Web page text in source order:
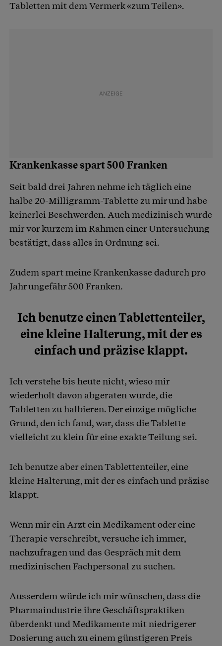
Tabletten mit dem Vermerk «zum Teilen».
Krankenkasse spart 500 Franken
Seit bald drei Jahren nehme ich täglich eine
halbe 20-Milligramm-Tablette zu mir und habe
keinerlei Beschwerden. Auch medizinisch wurde
mir vor kurzem im Rahmen einer Untersuchung
bestätigt, dass alles in Ordnung sei.
Zudem spart meine Krankenkasse dadurch pro
Jahr ungefähr 500 Franken.
Ich benutze einen Tablettenteiler,
eine kleine Halterung, mit der es
einfach und präzise klappt.
Ich verstehe bis heute nicht, wieso mir
wiederholt davon abgeraten wurde, die
Tabletten zu halbieren. Der einzige mögliche
Grund, den ich fand, war, dass die Tablette
vielleicht zu klein für eine exakte Teilung sei.
Ich benutze aber einen Tablettenteiler, eine
kleine Halterung, mit der es einfach und präzise
klappt.
Wenn mir ein Arzt ein Medikament oder eine
Therapie verschreibt, versuche ich immer,
nachzufragen und das Gespräch mit dem
medizinischen Fachpersonal zu suchen.
Ausserdem würde ich mir wünschen, dass die
Pharmaindustrie ihre Geschäftspraktiken
überdenkt und Medikamente mit niedrigerer
Dosierung auch zu einem günstigeren Preis